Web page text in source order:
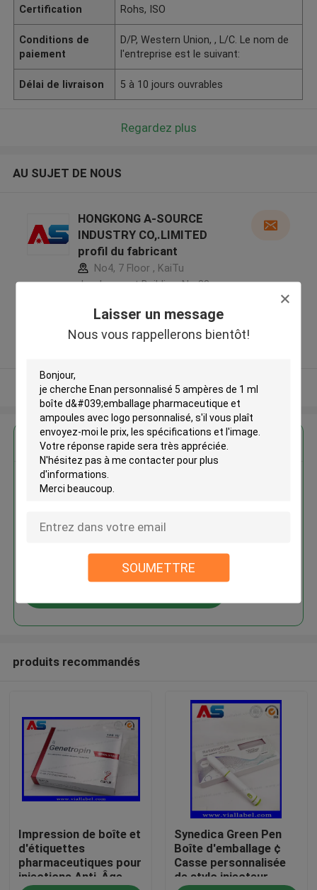
Laisser un message
Nous vous rappellerons bientôt!
SOUMETTRE
Maison
Produits
Au sujet de nous
Certification Rohs, ISO
Conditions de
paiement
D/P, Western Union, , L/C. Le nom de
l'entreprise est le suivant:
Délai de livraison 5 à 10 jours ouvrables
Regardez plus
AU SUJET DE NOUS
HONGKONG A-SOURCE
INDUSTRY CO,.LIMITED
profil du fabricant
No4, 7 Floor , KaiTu
development Building, No 33
,Chine
5.0
Regardez plus
avec logo personnalisé
produits recommandés
Impression de boîte et
d'étiquettes
pharmaceutiques pour
injections Anti-Âge
Synedica Green Pen
Boîte d'emballage ¢
Casse personnalisée
de stylo injecteur